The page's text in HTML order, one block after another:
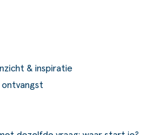
& inspiratie